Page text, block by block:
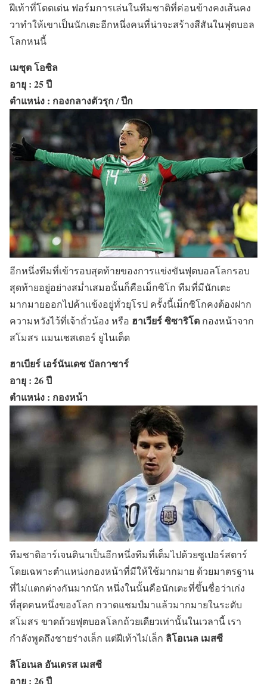
ฝีเท้าที่โดดเด่น ฟอร์มการเล่นในทีมชาติที่ค่อนข้างคงเส้นคง
วาทำให้เขาเป็นนักเตะอีกหนึ่งคนที่น่าจะสร้างสีสันในฟุตบอล
โลกหนนี้
เมซุต โอซิล
อายุ : 25 ปี
ตำแหน่ง : กองกลางตัวรุก / ปีก
อีกหนึ่งทีมที่เข้ารอบสุดท้ายของการแข่งขันฟุตบอลโลกรอบ
สุดท้ายอยู่อย่างสม่ำเสมอนั้นก็คือเม็กซิโก ทีมที่มีนักเตะ
มากมายออกไปค้าแข้งอยู่ทั่วยุโรป ครั้งนี้เม็กซิโกคงต้องฝาก
ความหวังไว้ที่เจ้าถั่วน้อง หรือ ฮาเวียร์ ซิซาริโต กองหน้าจาก
สโมสร แมนเชสเตอร์ ยูไนเต็ด
ฮาเบียร์ เอร์นันเดซ บัลกาซาร์
อายุ : 26 ปี
ตำแหน่ง : กองหน้า
ทีมชาติอาร์เจนตินาเป็นอีกหนึ่งทีมที่เต็มไปด้วยซูเปอร์สตาร์
โดยเฉพาะตำแหน่งกองหน้าที่มีให้ใช้มากมาย ด้วยมาตรฐาน
ที่ไม่แตกต่างกันมากนัก หนึ่งในนั้นคือนักเตะที่ขึ้นชื่อว่าเก่ง
ที่สุดคนหนึ่งของโลก กวาดแชมป์มาแล้วมากมายในระดับ
สโมสร ขาดถ้วยฟุตบอลโลกถ้วยเดียวเท่านั้นในเวลานี้ เรา
กำลังพูดถึงชายร่างเล็ก แต่ฝีเท้าไม่เล็ก ลิโอเนล เมสซี
ลิโอเนล อันเดรส เมสซี
อายุ : 26 ปี